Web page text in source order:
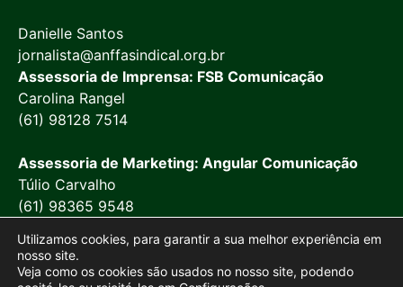
Danielle Santos
jornalista@anffasindical.org.br
Assessoria de Imprensa: FSB Comunicação
Carolina Rangel
(61) 98128 7514
Assessoria de Marketing: Angular Comunicação
Túlio Carvalho
(61) 98365 9548
Utilizamos cookies, para garantir a sua melhor experiência em
nosso site.
Veja como os cookies são usados no nosso site, podendo